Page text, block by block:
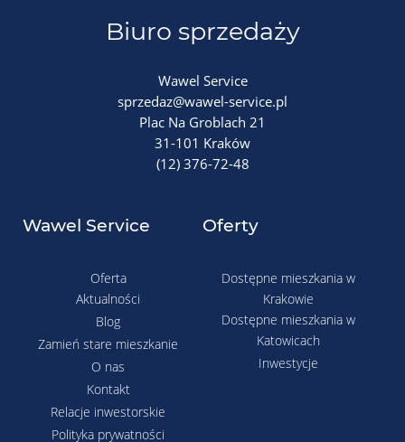
Biuro sprzedaży
Wawel Service
sprzedaz@wawel-service.pl
Plac Na Groblach 21
31-101 Kraków
(12) 376-72-48
Wawel Service
Oferta
Aktualności
Blog
Zamień stare mieszkanie
O nas
Kontakt
Relacje inwestorskie
Polityka prywatności
Oferty
Dostępne mieszkania w
Krakowie
Dostępne mieszkania w
Katowicach
Inwestycje